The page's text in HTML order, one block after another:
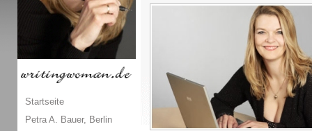
Startseite
Petra A. Bauer, Berlin